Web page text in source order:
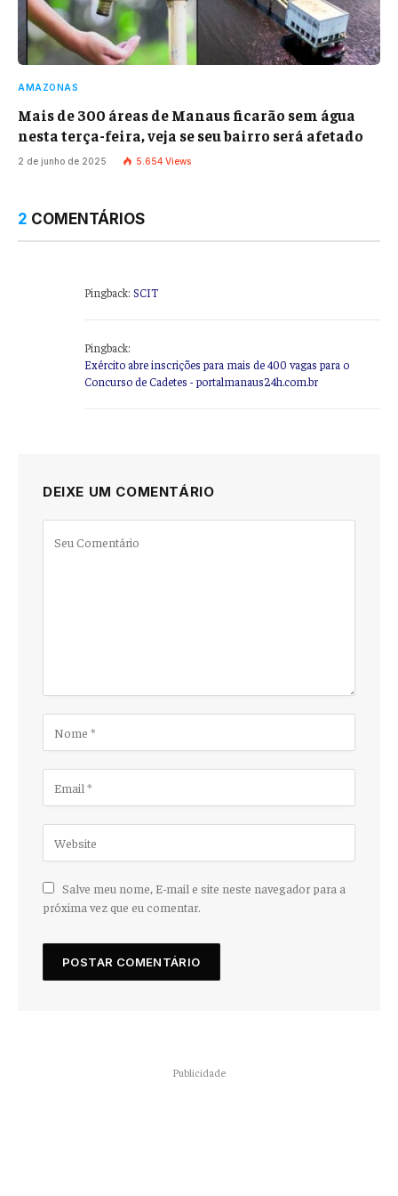
AMAZONAS
Mais de 300 áreas de Manaus ficarão sem água
nesta terça-feira, veja se seu bairro será afetado
2 de junho de 2025 5.654 Views
2 COMENTÁRIOS
Pingback: SCIT
Pingback:
Exército abre inscrições para mais de 400 vagas para o
Concurso de Cadetes - portalmanaus24h.com.br
DEIXE UM COMENTÁRIO
Salve meu nome, E-mail e site neste navegador para a
próxima vez que eu comentar.
Publicidade